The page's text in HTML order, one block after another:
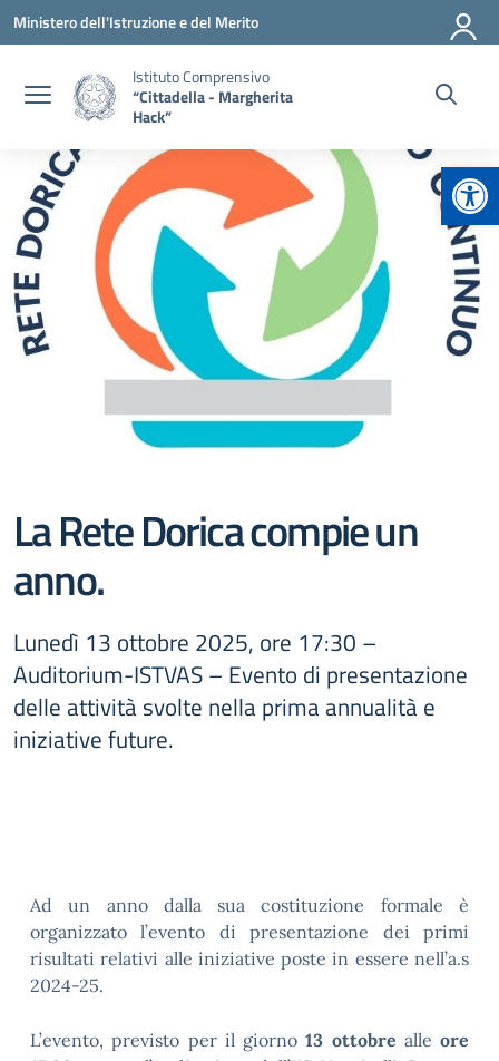
Vai ai contenuti
Vai al menu di navigazione
Vai al footer
Ministero dell'Istruzione e del Merito
Istituto Comprensivo
“Cittadella - Margherita
Hack”
La Rete Dorica compie un
anno.
Lunedì 13 ottobre 2025, ore 17:30 –
Auditorium-ISTVAS – Evento di presentazione
delle attività svolte nella prima annualità e
iniziative future.
Ad un anno dalla sua costituzione formale è
organizzato l’evento di presentazione dei primi
risultati relativi alle iniziative poste in essere nell’a.s
2024-25.
L’evento, previsto per il giorno13 ottobre alle ore